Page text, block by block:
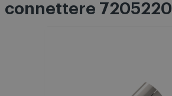
connettere 7205220